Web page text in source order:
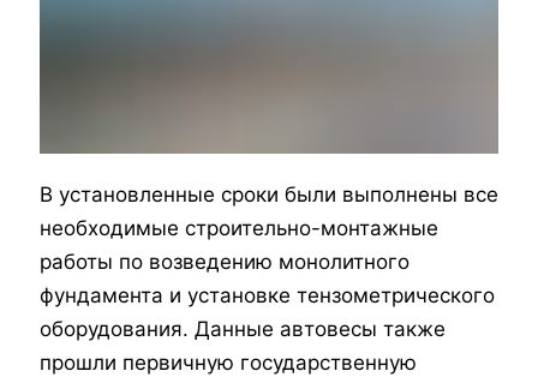
В установленные сроки были выполнены все
необходимые строительно-монтажные
работы по возведению монолитного
фундамента и установке тензометрического
оборудования. Данные автовесы также
прошли первичную государственную